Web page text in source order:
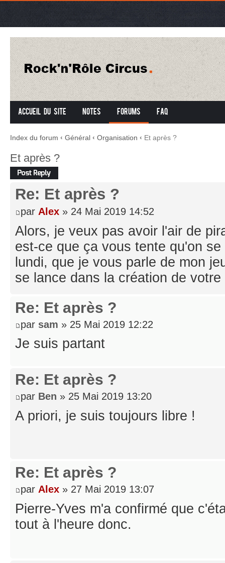
Accueil du site Notes Forums FAQ
Index du forum ‹ Général ‹ Organisation ‹ Et après ?
Et après ?
Répondre
Re: Et après ?
par Alex » 24 Mai 2019 14:52
Alors, je veux pas avoir l'air de
est-ce que ça vous tente qu'on
lundi, que je vous parle de mon
se lance dans la création de votre
Re: Et après ?
par sam » 25 Mai 2019 12:22
Je suis partant
Re: Et après ?
par Ben » 25 Mai 2019 13:20
A priori, je suis toujours libre !
Re: Et après ?
par Alex » 27 Mai 2019 13:07
Pierre-Yves m'a confirmé que
tout à l'heure donc.